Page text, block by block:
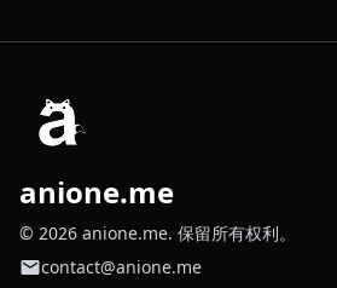
anione.me
© 2026 anione.me. 保留所有权利。
contact@anione.me